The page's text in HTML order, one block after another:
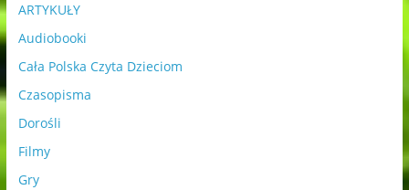
ARTYKUŁY
Audiobooki
Cała Polska Czyta Dzieciom
Czasopisma
Dorośli
Filmy
Gry